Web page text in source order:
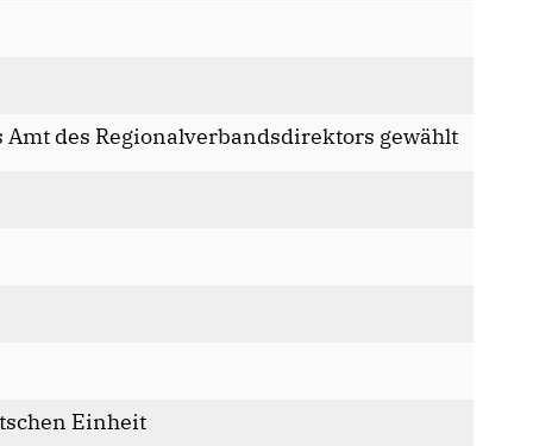
des Regionalverbandsdirektors gewählt
Einheit